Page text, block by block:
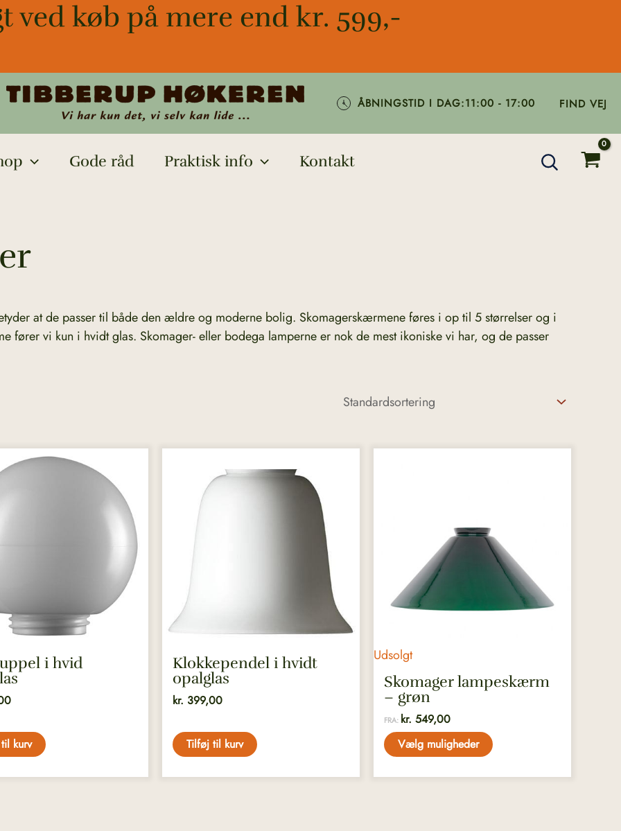
ved køb på mere end kr. 599,-
ÅBNINGSTID I DAG:11:00 - 17:00 FIND VEJ
Gode råd Praktisk info Kontakt
at de passer til både den ældre og moderne bolig. Skomagerskærmene føres i op til 5 størrelser og i
fører vi kun i hvidt glas. Skomager- eller bodega lamperne er nok de mest ikoniske vi har, og de passer
i hvid
kurv
Klokkependel i hvidt
opalglas
kr. 399,00
Tilføj til kurv
Udsolgt
Skomager lampeskærm
– grøn
FRA: kr. 549,00
Vælg muligheder
Mulighederne
vælges
på